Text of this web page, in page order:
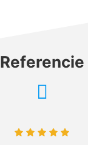
Referencie